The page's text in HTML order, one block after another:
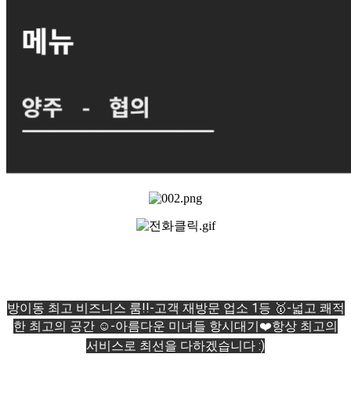
방이동 최고 비즈니스 룸!!-고객 재방문 업소 1등 🥇-넓고 쾌적
한 최고의 공간 ☺️-아름다운 미녀들 항시대기❤️항상 최고의
서비스로 최선을 다하겠습니다 :)